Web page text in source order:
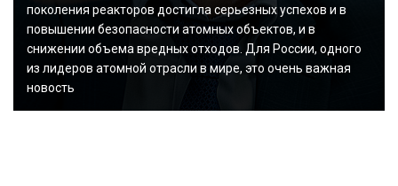
поколения реакторов достигла серьезных успехов и в
повышении безопасности атомных объектов, и в
снижении объема вредных отходов. Для России, одного
из лидеров атомной отрасли в мире, это очень важная
новость